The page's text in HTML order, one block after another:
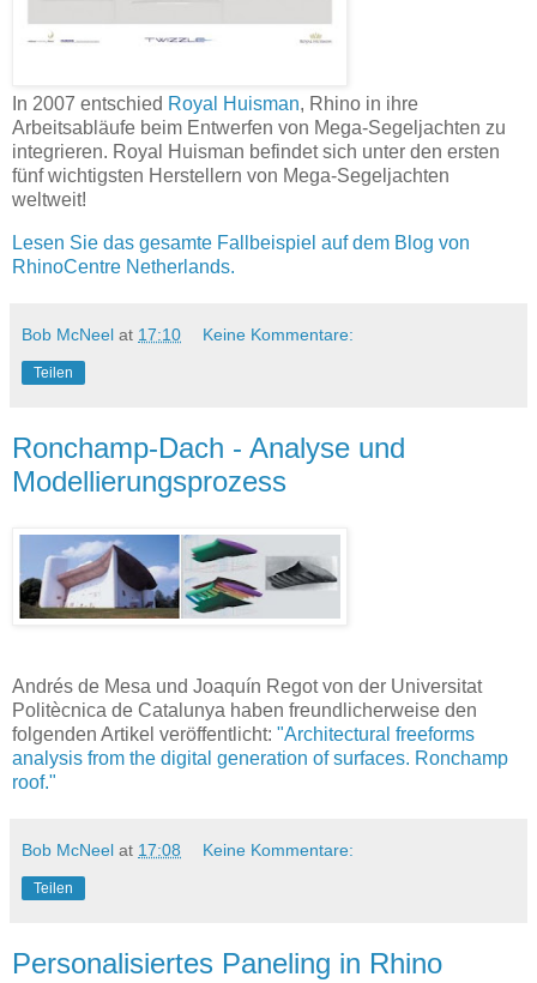
In 2007 entschied Royal Huisman, Rhino in ihre
Arbeitsabläufe beim Entwerfen von Mega-Segeljachten zu
integrieren. Royal Huisman befindet sich unter den ersten
fünf wichtigsten Herstellern von Mega-Segeljachten
weltweit!
Lesen Sie das gesamte Fallbeispiel auf dem Blog von
RhinoCentre Netherlands.
Bob McNeel at 17:10 Keine Kommentare:
Teilen
Ronchamp-Dach - Analyse und
Modellierungsprozess
Andrés de Mesa und Joaquín Regot von der Universitat
Politècnica de Catalunya haben freundlicherweise den
folgenden Artikel veröffentlicht: "Architectural freeforms
analysis from the digital generation of surfaces. Ronchamp
roof."
Bob McNeel at 17:08 Keine Kommentare:
Teilen
Personalisiertes Paneling in Rhino